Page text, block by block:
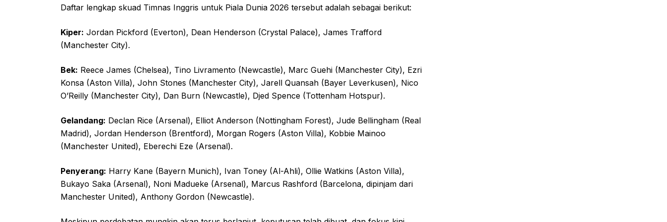
Daftar lengkap skuad Timnas Inggris untuk Piala Dunia 2026 tersebut adalah sebagai berikut:
Kiper: Jordan Pickford (Everton), Dean Henderson (Crystal Palace), James Trafford
(Manchester City).
Bek: Reece James (Chelsea), Tino Livramento (Newcastle), Marc Guehi (Manchester City), Ezri
Konsa (Aston Villa), John Stones (Manchester City), Jarell Quansah (Bayer Leverkusen), Nico
O’Reilly (Manchester City), Dan Burn (Newcastle), Djed Spence (Tottenham Hotspur).
Gelandang: Declan Rice (Arsenal), Elliot Anderson (Nottingham Forest), Jude Bellingham (Real
Madrid), Jordan Henderson (Brentford), Morgan Rogers (Aston Villa), Kobbie Mainoo
(Manchester United), Eberechi Eze (Arsenal).
Penyerang: Harry Kane (Bayern Munich), Ivan Toney (Al-Ahli), Ollie Watkins (Aston Villa),
Bukayo Saka (Arsenal), Noni Madueke (Arsenal), Marcus Rashford (Barcelona, dipinjam dari
Manchester United), Anthony Gordon (Newcastle).